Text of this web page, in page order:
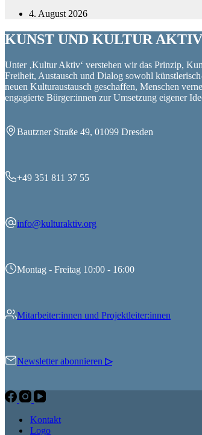
4. August 2026
KUNST UND KULTUR AKTIV
Unter ‚Kultur Aktiv‘ verstehen wir das Prinzip,
Freiheit, Austausch und Dialog sowohl
neuen Kulturaustausch geschaffen, Menschen
engagierte Bürger:innen zur Umsetzung eigener
Bautzner Straße 49, 01099 Dresden
+49 351 811 37 55
info@kulturaktiv.org
Montag - Freitag 10:00 - 16:00
Mitarbeiter:innen und Projektleiter:innen
Newsletter abonnieren ▷
Kontakt
Logo